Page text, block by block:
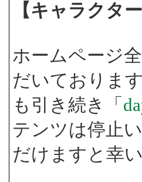
【キャラクタ
ホームページ
だいております
も引き続き「
テンツは停止
だけますと幸い